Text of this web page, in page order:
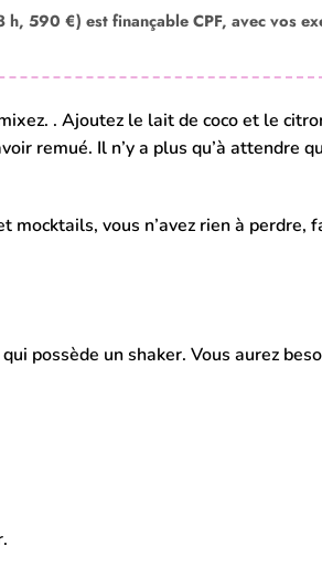
h, 590 €) est finançable CPF, avec vos
. Ajoutez le lait de coco et le
remué. Il n’y a plus qu’à attendre
mocktails, vous n’avez rien à perdre,
possède un shaker. Vous aurez